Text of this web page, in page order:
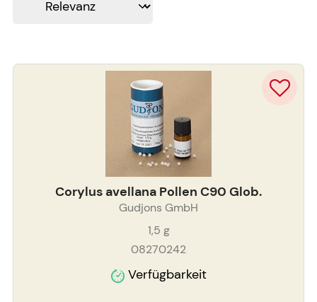
Corylus avellana Pollen C90 Glob.
Gudjons GmbH
1,5 g
08270242
Verfügbarkeit